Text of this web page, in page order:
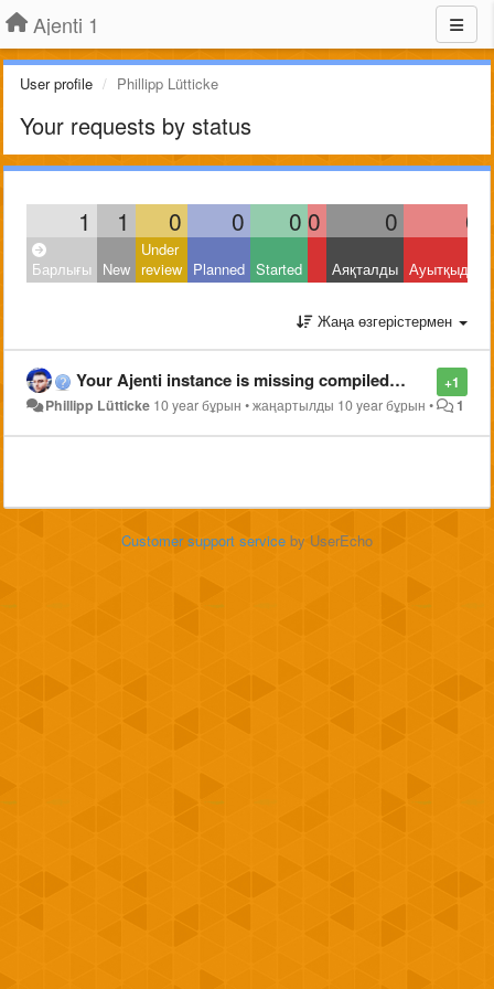
Ajenti 1
User profile Phillipp Lütticke
Your requests by status
1 1 0 0 0 0 0 0
Барлығы New
Under
review Planned Started Аяқталды Ауытқыды
Жаңа өзгерістермен
+1
Your Ajenti instance is missing compiled CSS files.
Phillipp Lütticke 10 year бұрын •жаңартылды 10 year бұрын • 1
Customer support service by UserEcho